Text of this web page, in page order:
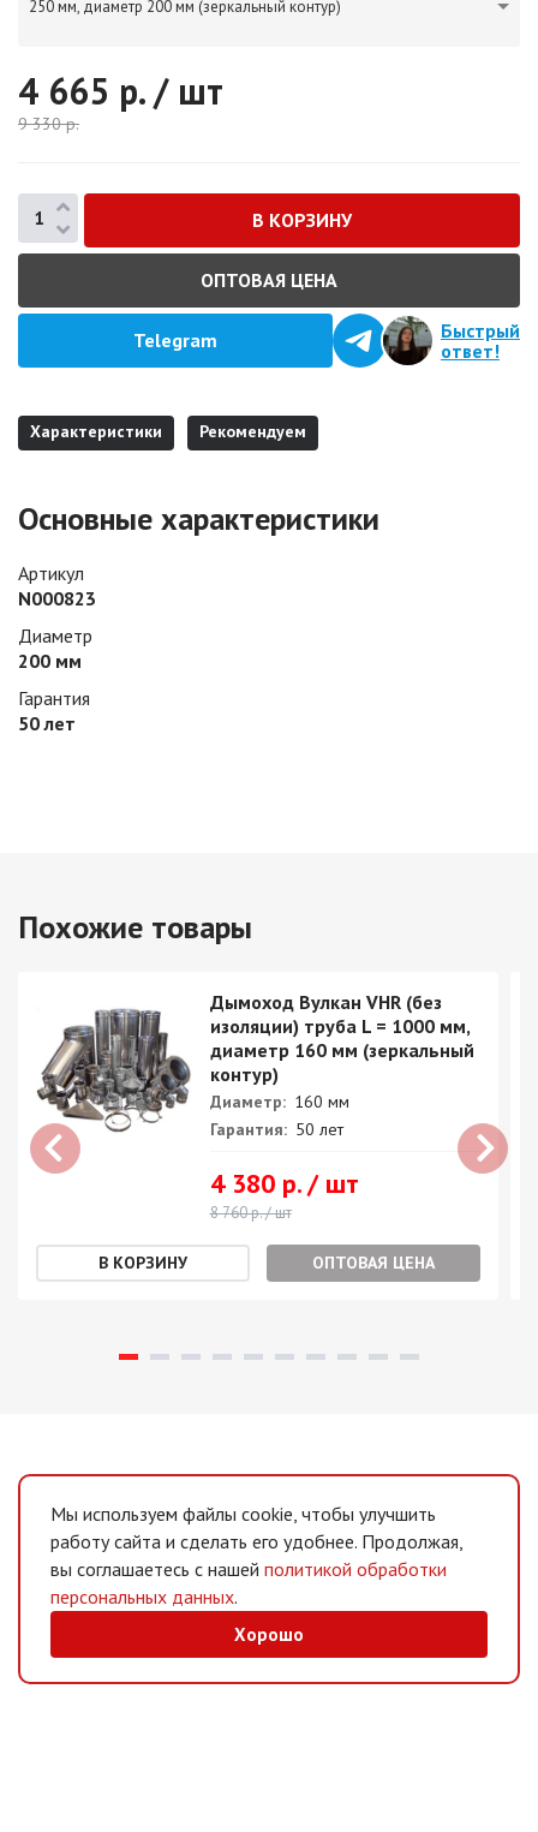
250 мм, диаметр 200 мм (зеркальный контур)
4 665 р. / шт
9 330р.
ОПТОВАЯ ЦЕНА
Telegram
Быстрый
ответ!
Характеристики Рекомендуем
Основные характеристики
Артикул
N000823
Диаметр
200 мм
Гарантия
50 лет
Похожие товары
Дымоход Вулкан VHR (без
изоляции) труба L = 1000 мм,
диаметр 160 мм (зеркальный
контур)
Диаметр: 160 мм
Гарантия: 50 лет
4 380 р. / шт
8 760 р. / шт
ОПТОВАЯ ЦЕНА
Мы используем файлы cookie, чтобы улучшить
работу сайта и сделать его удобнее. Продолжая,
вы соглашаетесь с нашей политикой обработки
персональных данных.
Хорошо